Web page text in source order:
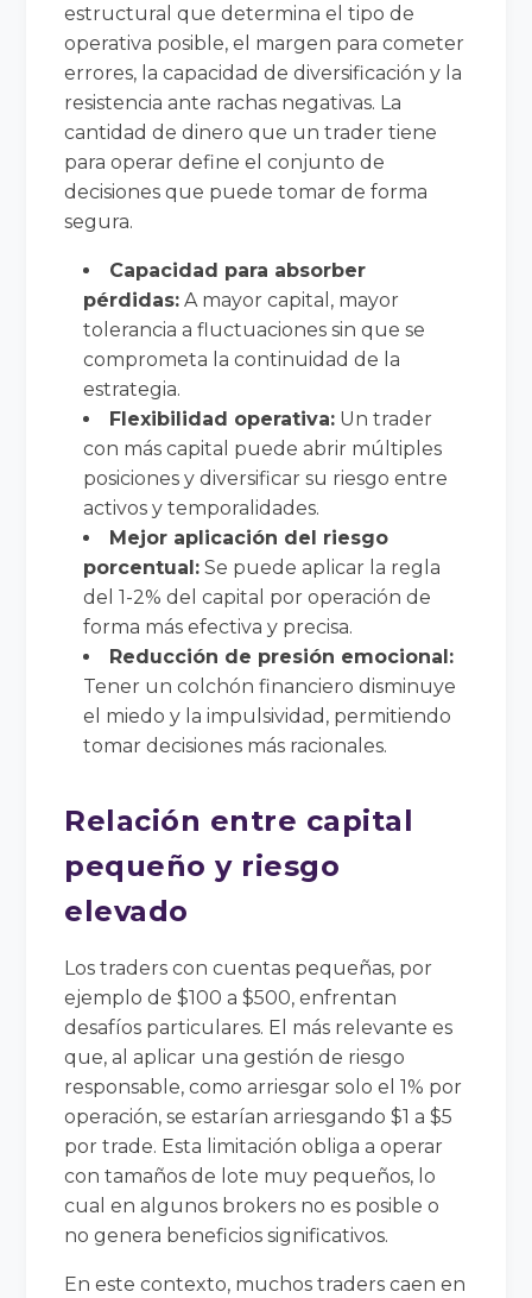
estructural que determina el tipo de
operativa posible, el margen para cometer
errores, la capacidad de diversificación y la
resistencia ante rachas negativas. La
cantidad de dinero que un trader tiene
para operar define el conjunto de
decisiones que puede tomar de forma
segura.
Capacidad para absorber
pérdidas: A mayor capital, mayor
tolerancia a fluctuaciones sin que se
comprometa la continuidad de la
estrategia.
Flexibilidad operativa: Un trader
con más capital puede abrir múltiples
posiciones y diversificar su riesgo entre
activos y temporalidades.
Mejor aplicación del riesgo
porcentual: Se puede aplicar la regla
del 1-2% del capital por operación de
forma más efectiva y precisa.
Reducción de presión emocional:
Tener un colchón financiero disminuye
el miedo y la impulsividad, permitiendo
tomar decisiones más racionales.
Relación entre capital
pequeño y riesgo
elevado
Los traders con cuentas pequeñas, por
ejemplo de $100 a $500, enfrentan
desafíos particulares. El más relevante es
que, al aplicar una gestión de riesgo
responsable, como arriesgar solo el 1% por
operación, se estarían arriesgando $1 a $5
por trade. Esta limitación obliga a operar
con tamaños de lote muy pequeños, lo
cual en algunos brokers no es posible o
no genera beneficios significativos.
En este contexto, muchos traders caen en